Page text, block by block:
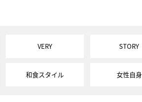
VERY STORY
和食スタイル 女性自身